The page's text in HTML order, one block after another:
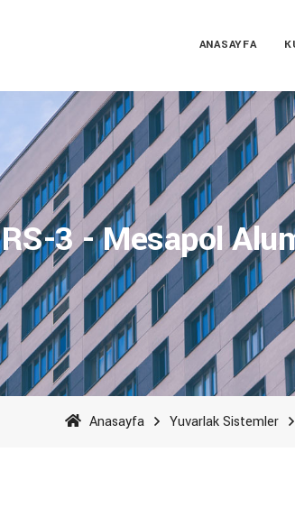
ANASAYFA
RS-3 - Mesapol
Anasayfa Yuvarlak Sistemler